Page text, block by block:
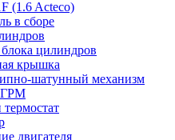
(1.6 Acteco)
в сборе
цилиндров
крышка
шатунный механизм
ГРМ
двигателя